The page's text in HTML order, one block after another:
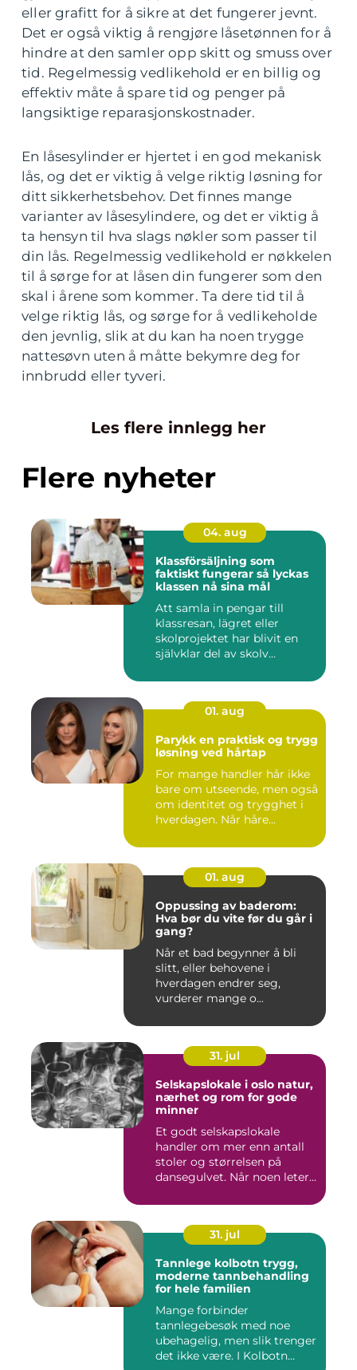
eller grafitt for å sikre at det fungerer jevnt.
Det er også viktig å rengjøre låsetønnen for å
hindre at den samler opp skitt og smuss over
tid. Regelmessig vedlikehold er en billig og
effektiv måte å spare tid og penger på
langsiktige reparasjonskostnader.
En låsesylinder er hjertet i en god mekanisk
lås, og det er viktig å velge riktig løsning for
ditt sikkerhetsbehov. Det finnes mange
varianter av låsesylindere, og det er viktig å
ta hensyn til hva slags nøkler som passer til
din lås. Regelmessig vedlikehold er nøkkelen
til å sørge for at låsen din fungerer som den
skal i årene som kommer. Ta dere tid til å
velge riktig lås, og sørge for å vedlikeholde
den jevnlig, slik at du kan ha noen trygge
nattesøvn uten å måtte bekymre deg for
innbrudd eller tyveri.
Les flere innlegg her
Flere nyheter
04. aug
Klassförsäljning som
faktiskt fungerar så lyckas
klassen nå sina mål
Att samla in pengar till
klassresan, lägret eller
skolprojektet har blivit en
självklar del av skolv...
01. aug
Parykk en praktisk og trygg
løsning ved hårtap
For mange handler hår ikke
bare om utseende, men også
om identitet og trygghet i
hverdagen. Når håre...
01. aug
Oppussing av baderom:
Hva bør du vite før du går i
gang?
Når et bad begynner å bli
slitt, eller behovene i
hverdagen endrer seg,
vurderer mange o...
31. jul
Selskapslokale i oslo natur,
nærhet og rom for gode
minner
Et godt selskapslokale
handler om mer enn antall
stoler og størrelsen på
dansegulvet. Når noen leter...
31. jul
Tannlege kolbotn trygg,
moderne tannbehandling
for hele familien
Mange forbinder
tannlegebesøk med noe
ubehagelig, men slik trenger
det ikke være. I Kolbotn